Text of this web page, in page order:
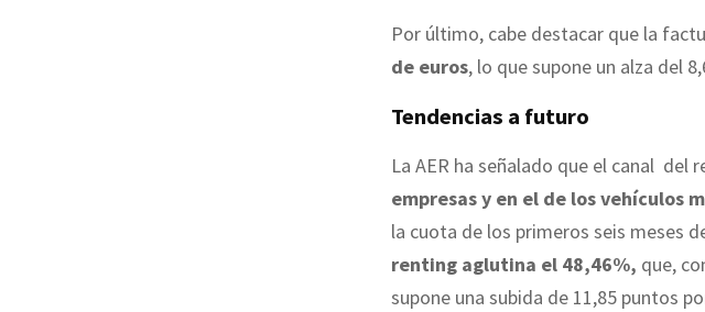
Por último, cabe destacar que la
de euros, lo que supone un alza del
Tendencias a futuro
La AER ha señalado que el canal del
empresas y en el de los vehículos
la cuota de los primeros seis meses
renting aglutina el 48,46%, que,
supone una subida de 11,85 puntos